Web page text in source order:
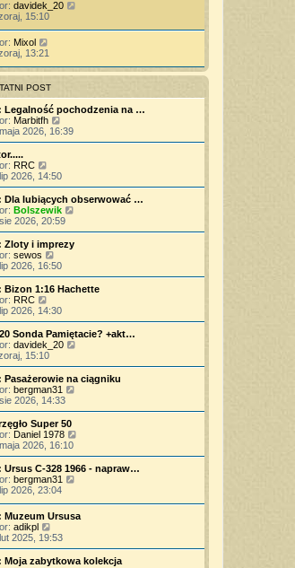
davidek_20
15:10
Mixol
13:21
POST
Legalność pochodzenia na …
Marbitfh
y
ś
e
l
n
a
j
o
s
z
y
o
s
t
2026, 16:39
RRC
y
ś
w
i
e
n
a
j
o
s
z
y
p
o
s
t
2026, 14:50
Dla lubiących obserwować …
Bolszewik
ś
l
n
o
w
z
y
s
2026, 20:59
Zloty i imprezy
sewos
y
ś
w
e
n
a
o
w
s
z
y
p
o
s
t
2026, 16:50
Bizon 1:16 Hachette
RRC
y
ś
w
e
n
a
j
o
w
s
z
y
p
o
s
t
2026, 14:30
Sonda Pamiętacie? +akt…
davidek_20
ś
w
o
z
y
s
t
15:10
Pasażerowie na ciągniku
bergman31
ś
i
l
n
n
o
z
y
2026, 14:33
Super 50
Daniel 1978
ś
w
l
n
n
o
2026, 16:10
Ursus C-328 1966 - napraw…
bergman31
i
l
n
2026, 23:04
Muzeum Ursusa
adikpl
y
ś
w
2025, 19:53
Moja zabytkowa kolekcja